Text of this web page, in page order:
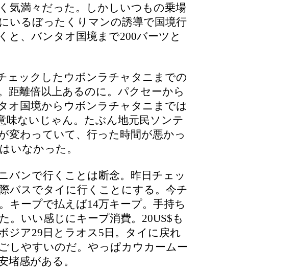
気満々だった。しかしいつもの乗場
いるぼったくりマンの誘導で国境行
と、バンタオ国境まで200バーツと
ェックしたウボンラチャタニまでの
距離倍以上あるのに。パクセーから
オ国境からウボンラチャタニまでは
味ないじゃん。たぶん地元民ソンテ
変わっていて、行った時間が悪かっ
いなかった。
バンで行くことは断念。昨日チェッ
バスでタイに行くことにする。今チ
キープで払えば14万キープ。手持ち
。いい感じにキープ消費。20US$も
ジア29日とラオス5日。タイに戻れ
しやすいのだ。やっぱカウカームー
堵感がある。